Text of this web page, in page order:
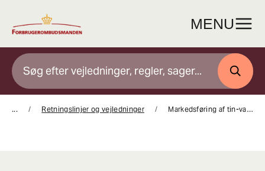
indhold
MENU
SØG
... Retningslinjer og vejledninger Markedsføring af tin-varer m.v.